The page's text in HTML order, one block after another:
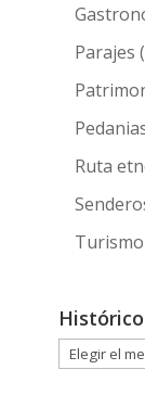
Parajes
Ruta
Histórico